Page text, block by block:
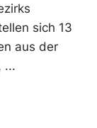
sich 13
aus der